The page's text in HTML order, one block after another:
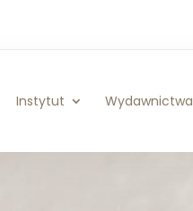
Instytut Wydawnictwa